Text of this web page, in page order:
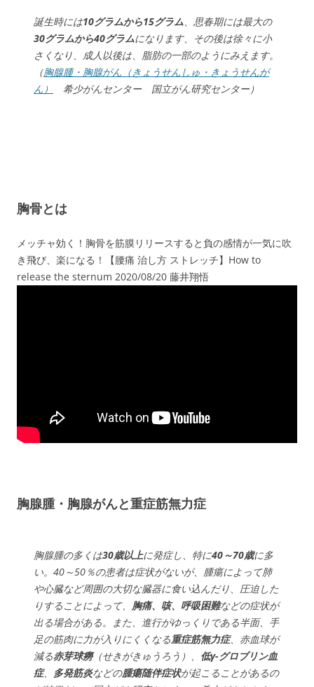
誕生時には10グラムから15グラム、思春期には最大の
30グラムから40グラムになります、その後は徐々に小
さくなり、成人以後は、脂肪の一部のようにみえます。
（胸腺腫・胸腺がん（きょうせんしゅ・きょうせんが
ん）
希少がんセンター 国立がん研究センター）
胸骨とは
メッチャ効く！胸骨を筋膜リリースすると負の感情が一気に吹
き飛び、楽になる！【腰痛 治し方 ストレッチ】How to
release the sternum 2020/08/20 藤井翔悟
胸腺腫・胸腺がんと重症筋無力症
胸腺腫の多くは30歳以上に発症し、特に40～70歳に多
い。40～50％の患者は症状がないが、腫瘍によって肺
や心臓など周囲の大切な臓器に食い込んだり、圧迫した
りすることによって、 胸痛、咳、呼吸困難などの症状が
出る場合がある。また、進行がゆっくりである半面、手
足の筋肉に力が入りにくくなる重症筋無力症、赤血球が
減る赤芽球癆（せきがきゅうろう）、 低γ-グロブリン血
症、 多発筋炎などの腫瘍随伴症状が起こることがあるの